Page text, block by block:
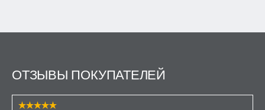
ОТЗЫВЫ ПОКУПАТЕЛЕЙ